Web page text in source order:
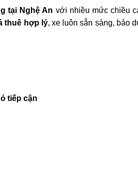
tại Nghệ An với nhiều mức chiều
thuê hợp lý, xe luôn sẵn sàng, bảo
tiếp cận